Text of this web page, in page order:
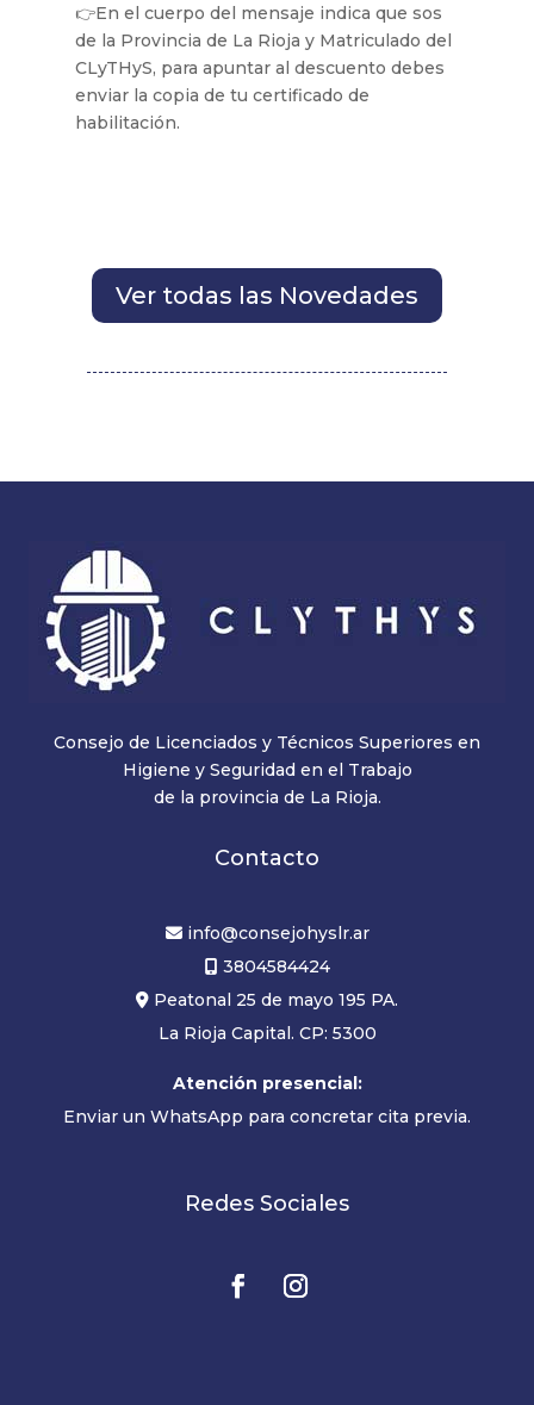
👉En el cuerpo del mensaje indica que sos
de la Provincia de La Rioja y Matriculado del
CLyTHyS, para apuntar al descuento debes
enviar la copia de tu certificado de
habilitación.
Ver todas las Novedades
Consejo de Licenciados y Técnicos Superiores en
Higiene y Seguridad en el Trabajo
de la provincia de La Rioja.
Contacto
info@consejohyslr.ar
3804584424
Peatonal 25 de mayo 195 PA.
La Rioja Capital. CP: 5300
Atención presencial:
Enviar un WhatsApp para concretar cita previa.
Redes Sociales